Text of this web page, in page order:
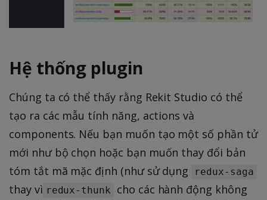
Hệ thống plugin
Chúng ta có thể thấy rằng Rekit Studio có thể
tạo ra các mẫu tính năng, actions và
components. Nếu bạn muốn tạo một số phần tử
mới như bộ chọn hoặc bạn muốn thay đổi bản
tóm tắt mã mặc định (như sử dụng
redux-saga
thay vì redux-thunk
cho các hành động không